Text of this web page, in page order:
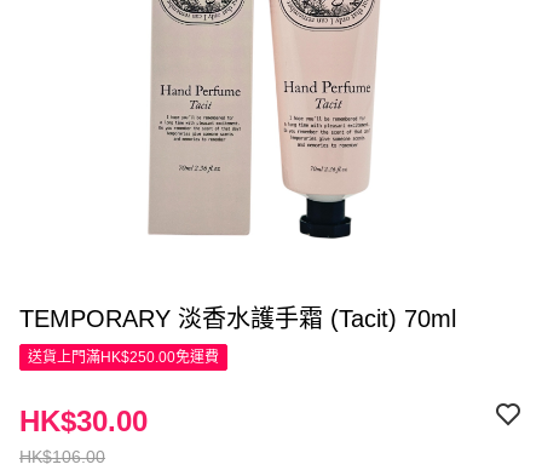
TEMPORARY 淡香水護手霜 (Tacit) 70ml
送貨上門滿HK$250.00免運費
HK$106.00
HK$30.00